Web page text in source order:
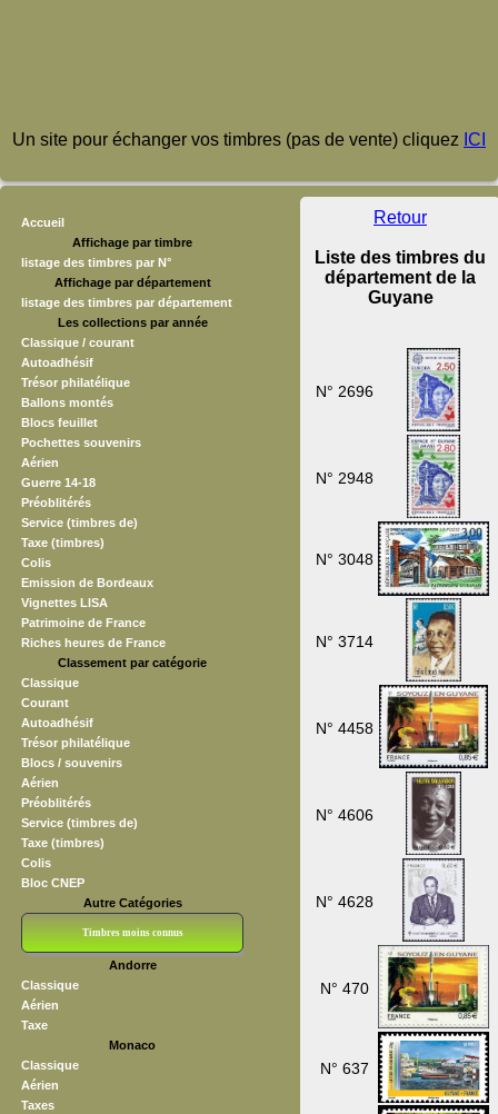
Un site pour échanger vos timbres (pas de vente) cliquez ICI
Accueil
Affichage par timbre
listage des timbres par N°
Affichage par département
listage des timbres par département
Les collections par année
Classique / courant
Autoadhésif
Trésor philatélique
Ballons montés
Blocs feuillet
Pochettes souvenirs
Aérien
Guerre 14-18
Préoblitérés
Service (timbres de)
Taxe (timbres)
Colis
Emission de Bordeaux
Vignettes LISA
Patrimoine de France
Riches heures de France
Classement par catégorie
Classique
Courant
Autoadhésif
Trésor philatélique
Blocs / souvenirs
Aérien
Préoblitérés
Service (timbres de)
Taxe (timbres)
Colis
Bloc CNEP
Autre Catégories
Timbres moins connus
Andorre
Classique
Aérien
Taxe
Monaco
Classique
Aérien
Taxes
Retour
Liste des timbres du
département de la
Guyane
N° 2696
N° 2948
N° 3048
N° 3714
N° 4458
N° 4606
N° 4628
N° 470
N° 637